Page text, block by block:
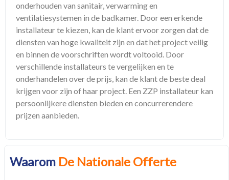
onderhouden van sanitair, verwarming en
ventilatiesystemen in de badkamer. Door een erkende
installateur te kiezen, kan de klant ervoor zorgen dat de
diensten van hoge kwaliteit zijn en dat het project veilig
en binnen de voorschriften wordt voltooid. Door
verschillende installateurs te vergelijken en te
onderhandelen over de prijs, kan de klant de beste deal
krijgen voor zijn of haar project. Een ZZP installateur kan
persoonlijkere diensten bieden en concurrerendere
prijzen aanbieden.
Waarom De Nationale Offerte